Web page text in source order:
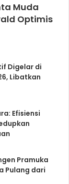
Muda
Optimis
Digelar di
Libatkan
Efisiensi
Pramuka
Pulang dari